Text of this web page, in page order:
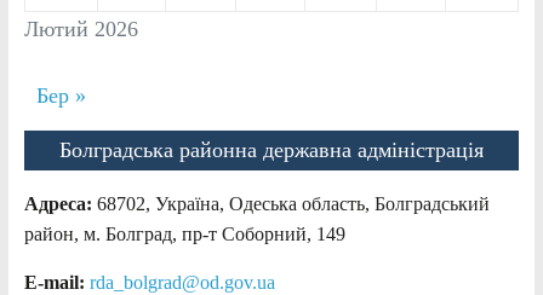
Лютий 2026
Бер »
Болградська районна державна адміністрація
Адреса: 68702, Україна, Одеська область, Болградський
район, м. Болград, пр-т Соборний, 149
E-mail: rda_bolgrad@od.gov.ua